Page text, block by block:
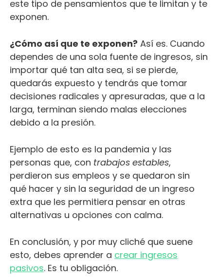
este tipo de pensamientos que te limitan y te
exponen.
¿Cómo así que te exponen? Así es. Cuando
dependes de una sola fuente de ingresos, sin
importar qué tan alta sea, si se pierde,
quedarás expuesto y tendrás que tomar
decisiones radicales y apresuradas, que a la
larga, terminan siendo malas elecciones
debido a la presión.
Ejemplo de esto es la pandemia y las
personas que, con trabajos estables,
perdieron sus empleos y se quedaron sin
qué hacer y sin la seguridad de un ingreso
extra que les permitiera pensar en otras
alternativas u opciones con calma.
En conclusión, y por muy cliché que suene
esto, debes aprender a crear ingresos
pasivos. Es tu obligación.